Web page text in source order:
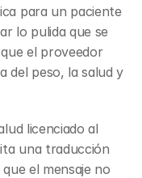
para un paciente
lo pulida que se
el proveedor
del peso, la salud y
licenciado al
una traducción
el mensaje no